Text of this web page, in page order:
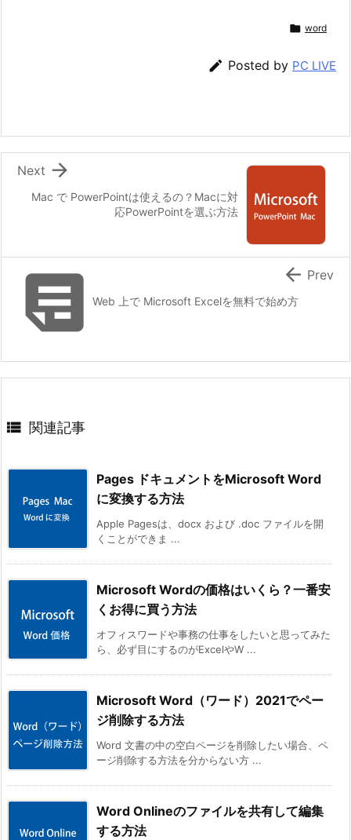
 word
 Posted by PC LIVE
Mac で PowerPointは使えるの？Macに対
応PowerPointを選ぶ方法

Next
Web 上で Microsoft Excelを無料で始め方
 Prev
 関連記事
Pages ドキュメントをMicrosoft Word
に変換する方法
Apple Pagesは、docx および .doc ファイルを開
くことができま ...
Microsoft Wordの価格はいくら？一番安
くお得に買う方法
オフィスワードや事務の仕事をしたいと思ってみた
ら、必ず目にするのがExcelやW ...
Microsoft Word（ワード）2021でペー
ジ削除する方法
Word 文書の中の空白ページを削除したい場合、ペ
ージ削除する方法を分からない方 ...
Word Onlineのファイルを共有して編集
する方法